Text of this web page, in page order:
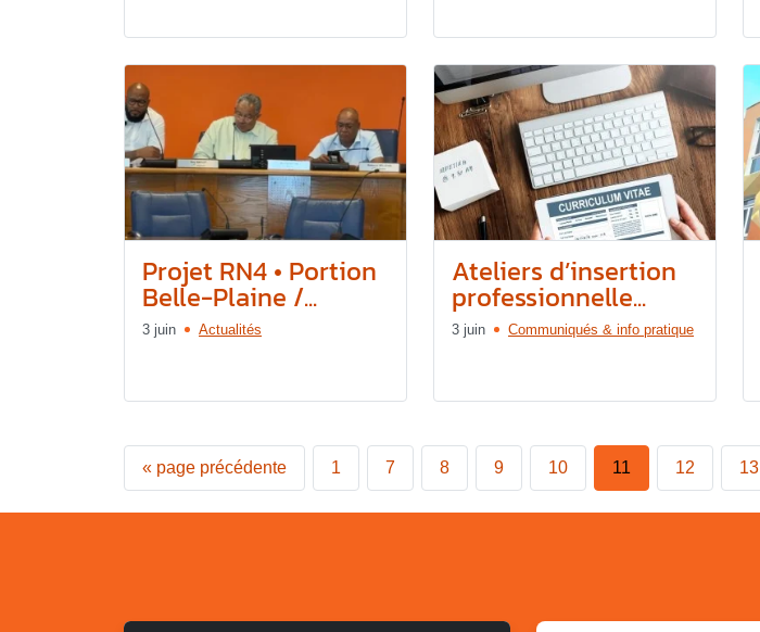
Projet RN4 • Portion
Belle-Plaine /...
3 juin Actualités
Ateliers d’insertion
professionnelle...
3 juin Communiqués & info pratique
« page précédente 1 7 8 9 10 11 12 13